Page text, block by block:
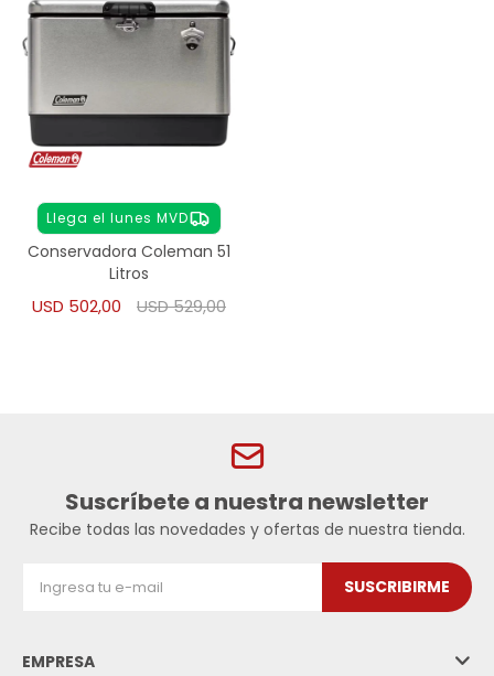
Llega el lunes MVD
Conservadora Coleman 51
Litros
USD 502,00 USD529,00
Suscríbete a nuestra newsletter
Recibe todas las novedades y ofertas de nuestra tienda.
SUSCRIBIRME
EMPRESA